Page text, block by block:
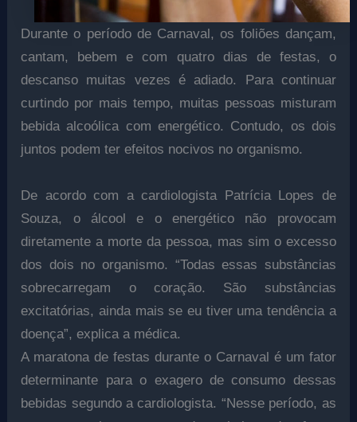
Durante o período de Carnaval, os foliões dançam,
cantam, bebem e com quatro dias de festas, o
descanso muitas vezes é adiado. Para continuar
curtindo por mais tempo, muitas pessoas misturam
bebida alcoólica com energético. Contudo, os dois
juntos podem ter efeitos nocivos no organismo.
De acordo com a cardiologista Patrícia Lopes de
Souza, o álcool e o energético não provocam
diretamente a morte da pessoa, mas sim o excesso
dos dois no organismo. “Todas essas substâncias
sobrecarregam o coração. São substâncias
excitatórias, ainda mais se eu tiver uma tendência a
doença”, explica a médica.
A maratona de festas durante o Carnaval é um fator
determinante para o exagero de consumo dessas
bebidas segundo a cardiologista. “Nesse período, as